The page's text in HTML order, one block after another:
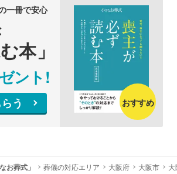
一冊で安心
本」
ント!
う おすすめ
お葬式」 葬儀の対応エリア 大阪府 大阪市